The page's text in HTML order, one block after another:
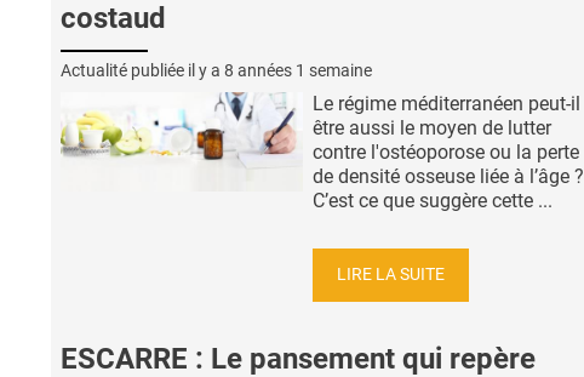
costaud
Actualité publiée il y a 8 années 1 semaine
Le régime méditerranéen peut-il
être aussi le moyen de lutter
contre l'ostéoporose ou la perte
de densité osseuse liée à l’âge ?
C’est ce que suggère cette ...
LIRE LA SUITE
ESCARRE : Le pansement qui repère